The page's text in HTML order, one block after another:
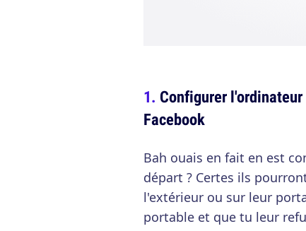
Configurer
Facebook
Bah ouais en fait en est
départ ? Certes ils
l'extérieur ou sur leur
portable et que tu leur